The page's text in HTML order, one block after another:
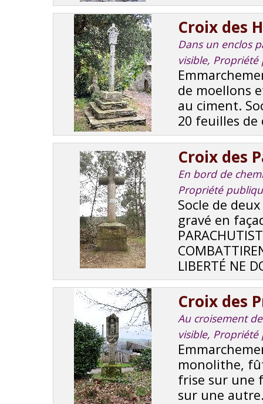
Croix des
Dans un enclos
visible,
de moellons
au ciment.
20 feuilles de
Croix des
En bord de
Propriété
Socle de
gravé en
LIBERTÉ NE
Croix des
Au croisement
visible,
monolithe,
frise sur une
sur une